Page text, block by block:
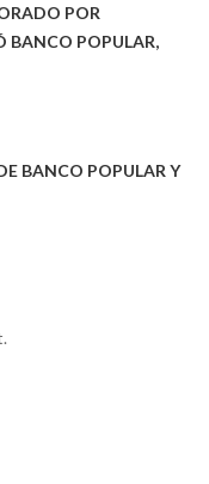
POR
BANCO POPULAR,
BANCO POPULAR Y